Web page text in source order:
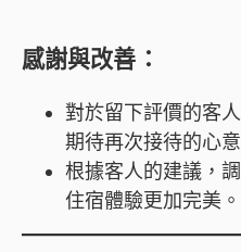
感謝與改善 ：
對於留下評價的客
期待再次接待的心意
根據客人的建議，
住宿體驗更加完美。